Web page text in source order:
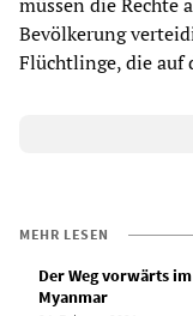
Bevölkerung
Flüchtlinge, die auf
MEHR LESEN
Der Weg vorwärts
Myanmar